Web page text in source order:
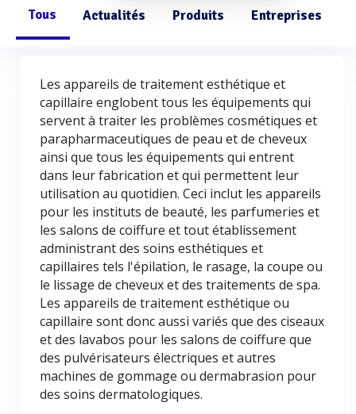
Tous Actualités Produits Entreprises
Les appareils de traitement esthétique et
capillaire englobent tous les équipements qui
servent à traiter les problèmes cosmétiques et
parapharmaceutiques de peau et de cheveux
ainsi que tous les équipements qui entrent
dans leur fabrication et qui permettent leur
utilisation au quotidien. Ceci inclut les appareils
pour les instituts de beauté, les parfumeries et
les salons de coiffure et tout établissement
administrant des soins esthétiques et
capillaires tels l'épilation, le rasage, la coupe ou
le lissage de cheveux et des traitements de spa.
Les appareils de traitement esthétique ou
capillaire sont donc aussi variés que des ciseaux
et des lavabos pour les salons de coiffure que
des pulvérisateurs électriques et autres
machines de gommage ou dermabrasion pour
des soins dermatologiques.